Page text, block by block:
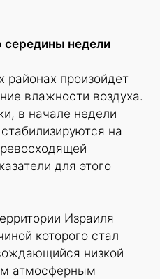
недели
районах произойдет
влажности воздуха.
в начале недели
на
для этого
Израиля
которого стал
низкой
атмосферным